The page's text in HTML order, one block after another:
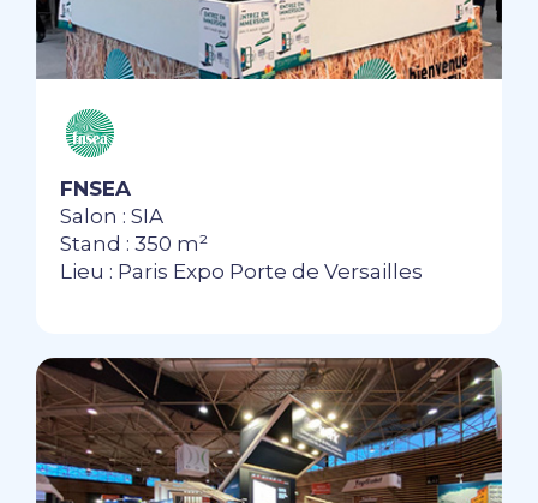
FNSEA
Salon : SIA
Stand : 350 m²
Lieu : Paris Expo Porte de Versailles